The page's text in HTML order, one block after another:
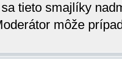
tieto smajlíky
môže